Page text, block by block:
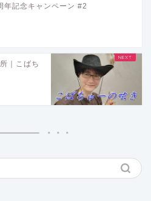
年記念キャンペーン #2
｜こばち